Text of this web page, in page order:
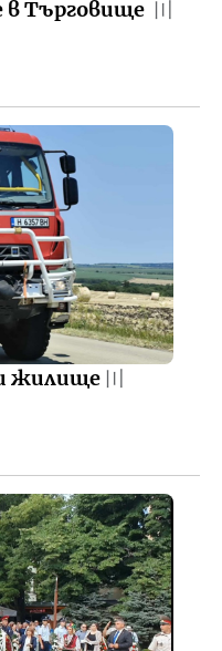
Търговище 〣
жилище 〣